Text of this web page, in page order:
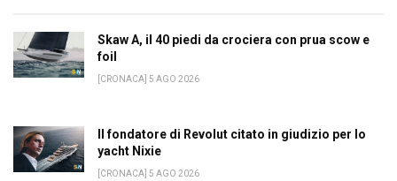
Skaw A, il 40 piedi da crociera con prua scow e
foil
[CRONACA] 5 AGO 2026
Il fondatore di Revolut citato in giudizio per lo
yacht Nixie
[CRONACA] 5 AGO 2026